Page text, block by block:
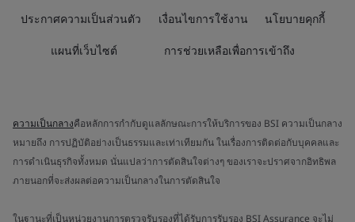
ประกาศความเป็นส่วนตัว เงื่อนไขการใช้งาน นโยบายคุกกี้
แผนที่เว็บไซต์ การช่วยเหลือเพื่อการเข้าถึง
ความเป็นกลางคือหลักการกำกับดูแลลักษณะการให้บริการของ BSI ความเป็นกลาง
หมายถึง การปฏิบัติอย่างเป็นธรรมและเท่าเทียมกัน ในเรื่องการติดต่อกับบุคคลและ
การดำเนินธุรกิจทั้งหมด นั่นแปลว่าการตัดสินใจต่างๆ ของเราจะปราศจากอิทธิพล
ภายนอกที่จะส่งผลต่อความเป็นกลางในการตัดสินใจ
ในฐานะที่เป็นหน่วยงานการตรวจรับรองที่ได้รับการรับรอง BSI Assurance จะไม่